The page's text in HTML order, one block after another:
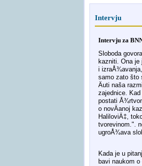
Intervju
Intervju za
Sloboda
kazniti. Ona
i
samo zato što
Äuti naša
zajednice. Kad
postati
o novÄanoj
HaliloviÄ‡,
tvorevinom.".
ugroÅ¾ava
Kada je u
bavi naukom